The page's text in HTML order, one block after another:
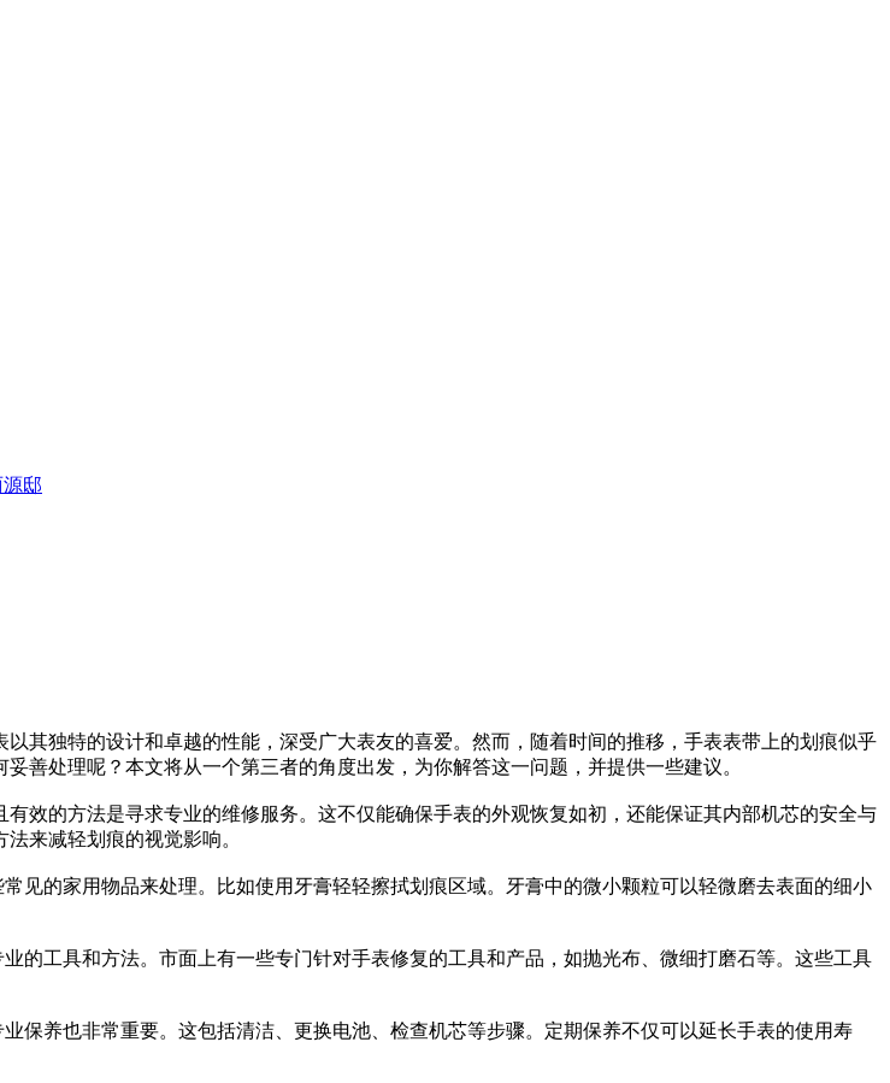
邸
其独特的设计和卓越的性能，深受广大表友的喜爱。然而，随着时间的推移，手表表带上的划痕似乎
善处理呢？本文将从一个第三者的角度出发，为你解答这一问题，并提供一些建议。
效的方法是寻求专业的维修服务。这不仅能确保手表的外观恢复如初，还能保证其内部机芯的安全与
来减轻划痕的视觉影响。
见的家用物品来处理。比如使用牙膏轻轻擦拭划痕区域。牙膏中的微小颗粒可以轻微磨去表面的细小
的工具和方法。市面上有一些专门针对手表修复的工具和产品，如抛光布、微细打磨石等。这些工具
保养也非常重要。这包括清洁、更换电池、检查机芯等步骤。定期保养不仅可以延长手表的使用寿